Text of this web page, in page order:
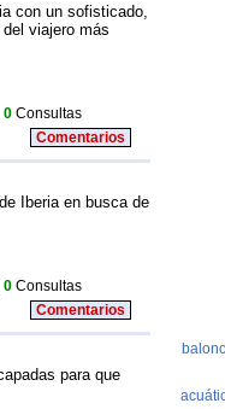
con un sofisticado,
viajero más
0 Consultas
Comentarios
Iberia en busca de
0 Consultas
Comentarios
para que